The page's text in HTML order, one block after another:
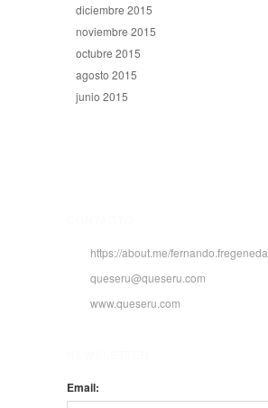
diciembre 2015
noviembre 2015
octubre 2015
agosto 2015
junio 2015
https://about.me/fernando.fregeneda
queseru@queseru.com
www.queseru.com
Email: